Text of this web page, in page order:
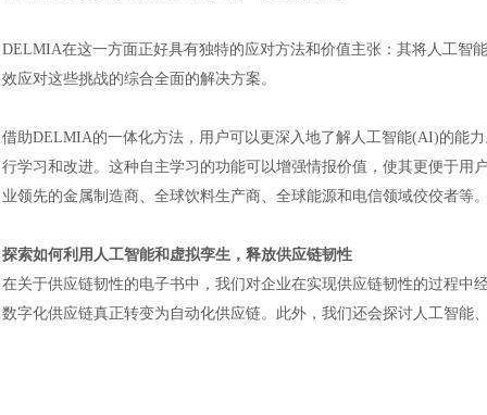
DELMIA在这一方面正好具有独特的应对方法和价值主张：其将人工
效应对这些挑战的综合全面的解决方案。
借助DELMIA的一体化方法，用户可以更深入地了解人工智能(AI)的能
行学习和改进。这种自主学习的功能可以增强情报价值，使其更便于
业领先的金属制造商、全球饮料生产商、全球能源和电信领域佼佼者等
探索如何利用人工智能和虚拟孪生，释放供应链韧性
在关于供应链韧性的电子书中，我们对企业在实现供应链韧性的过程
数字化供应链真正转变为自动化供应链。此外，我们还会探讨人工智能